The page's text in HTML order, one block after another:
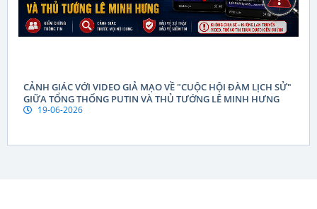
CẢNH GIÁC VỚI VIDEO GIẢ MẠO VỀ "CUỘC HỘI ĐÀM LỊCH SỬ"
GIỮA TỔNG THỐNG PUTIN VÀ THỦ TƯỚNG LÊ MINH HƯNG
19-06-2026